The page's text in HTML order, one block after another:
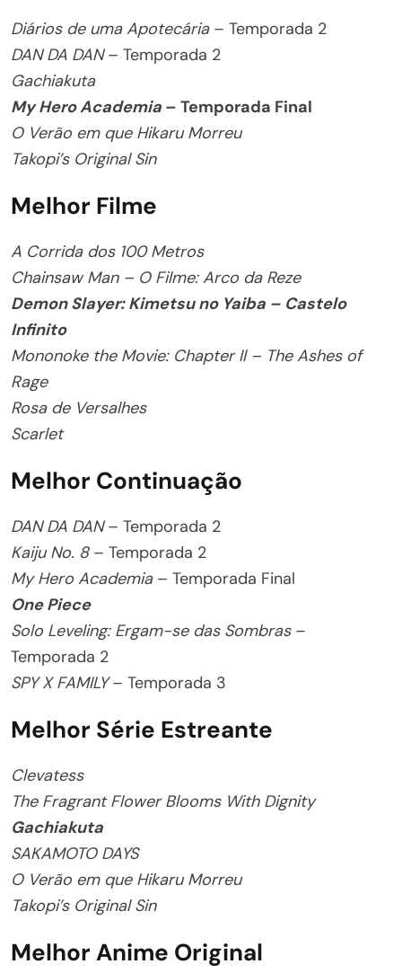
Diários de uma Apotecária– Temporada 2
DAN DA DAN– Temporada 2
Gachiakuta
My Hero Academia – Temporada Final
O Verão em que Hikaru Morreu
Takopi’s Original Sin
Melhor Filme
A Corrida dos 100 Metros
Chainsaw Man – O Filme: Arco da Reze
Demon Slayer: Kimetsu no Yaiba – Castelo
Infinito
Mononoke the Movie: Chapter II – The Ashes of
Rage
Rosa de Versalhes
Scarlet
Melhor Continuação
DAN DA DAN– Temporada 2
Kaiju No. 8– Temporada 2
My Hero Academia– Temporada Final
One Piece
Solo Leveling: Ergam-se das Sombras–
Temporada 2
SPY X FAMILY– Temporada 3
Melhor Série Estreante
Clevatess
The Fragrant Flower Blooms With Dignity
Gachiakuta
SAKAMOTO DAYS
O Verão em que Hikaru Morreu
Takopi’s Original Sin
Melhor Anime Original